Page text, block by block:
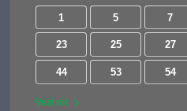
1 5 7
23 25 27
44 53 54
Vezi tot